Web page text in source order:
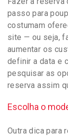
passo para
costumam
site — ou seja,
aumentar os
definir a data e
pesquisar as
reserva assim
Escolha o
Outra dica para